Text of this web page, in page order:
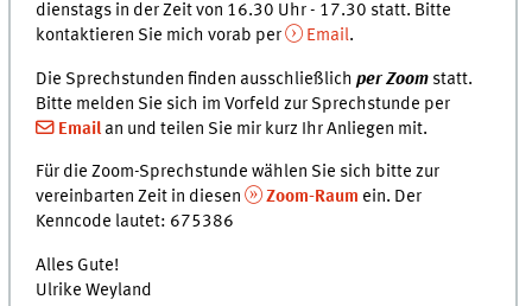
dienstags in der Zeit von 16.30 Uhr - 17.30 statt. Bitte
kontaktieren Sie mich vorab per
Email.
Die Sprechstunden finden ausschließlichper Zoom statt.
Bitte melden Sie sich im Vorfeld zur Sprechstunde per
Emailan und teilen Sie mir kurz Ihr Anliegen mit.
Für die Zoom-Sprechstunde wählen Sie sich bitte zur
vereinbarten Zeit in diesen
Zoom-Raum ein. Der
Kenncode lautet: 675386
Alles Gute!
Ulrike Weyland